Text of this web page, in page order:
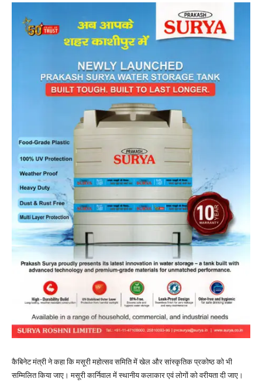
कैबिनेट मंत्री ने कहा कि मसूरी महोत्सव समिति में खेल और सांस्कृतिक प्रकोष्ठ को भी
सम्मिलित किया जाए। मसूरी कार्निवाल में स्थानीय कलाकार एवं लोगों को वरीयता दी जाए।